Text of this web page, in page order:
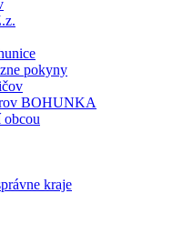
pokyny
BOHUNKA
obcou
kraje